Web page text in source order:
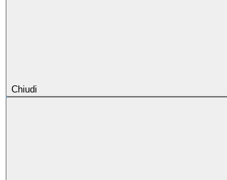
Chiudi